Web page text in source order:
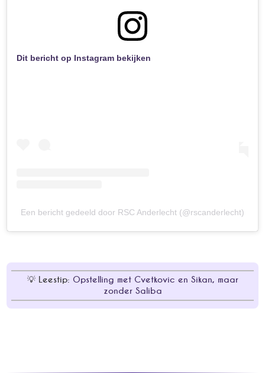
Dit bericht op Instagram bekijken
Een bericht gedeeld door RSC Anderlecht (@rscanderlecht)
Leestip: Opstelling met Cvetkovic en Sikan, maar
zonder Saliba